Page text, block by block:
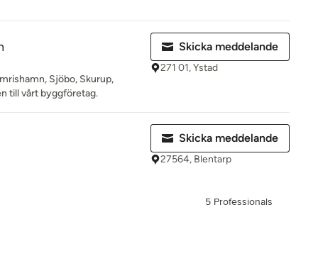
Sjöbo, Skurup,
till vårt byggföretag.
Skicka meddelande
271 01, Ystad
Skicka meddelande
27564, Blentarp
5 Professionals